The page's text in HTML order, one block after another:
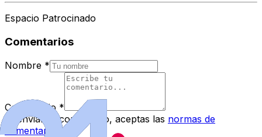
Espacio Patrocinado
Comentarios
Nombre *
Comentario *
Al enviar tu comentario, aceptas las normas de
comentarios